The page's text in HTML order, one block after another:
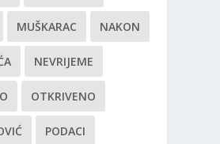
MUŠKARAC NAKON
NEVRIJEME
OTKRIVENO
PODACI